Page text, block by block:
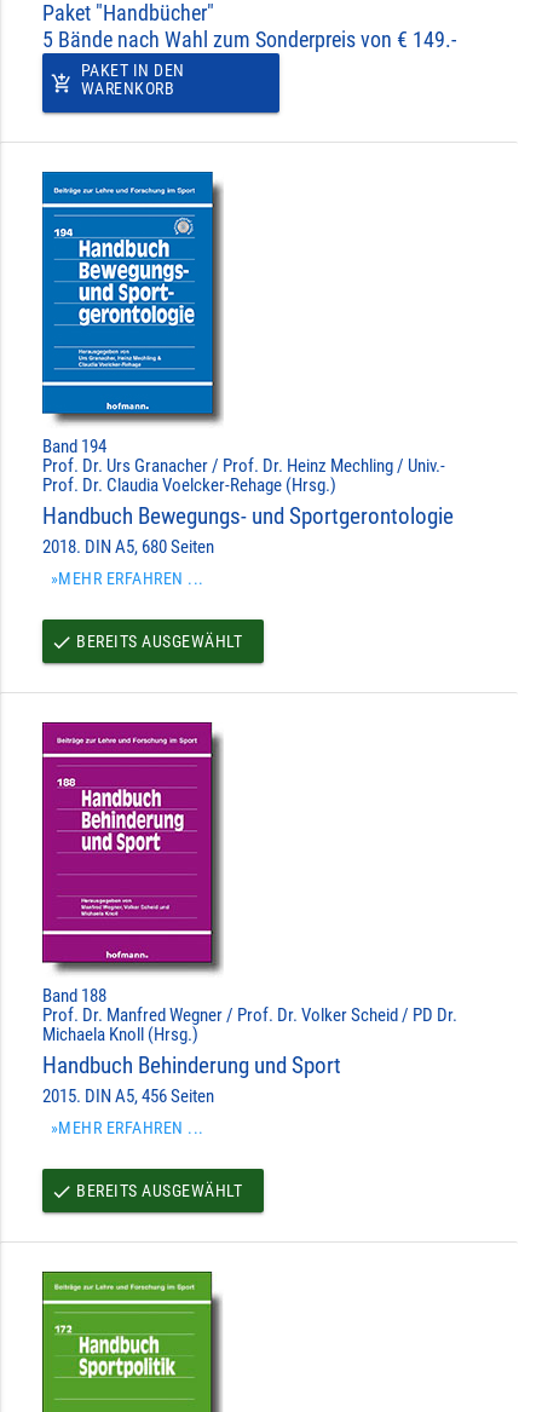
Paket "Handbücher"
5 Bände nach Wahl zum Sonderpreis von € 149.-
add_shopping_cart
PAKET IN DEN
WARENKORB
Band 194
Prof. Dr. Urs Granacher / Prof. Dr. Heinz Mechling / Univ.-
Prof. Dr. Claudia Voelcker-Rehage (Hrsg.)
Handbuch Bewegungs- und Sportgerontologie
2018. DIN A5, 680 Seiten
»MEHR ERFAHREN ...
done BEREITS AUSGEWÄHLT
Band 188
Prof. Dr. Manfred Wegner / Prof. Dr. Volker Scheid / PD Dr.
Michaela Knoll (Hrsg.)
Handbuch Behinderung und Sport
2015. DIN A5, 456 Seiten
»MEHR ERFAHREN ...
done BEREITS AUSGEWÄHLT